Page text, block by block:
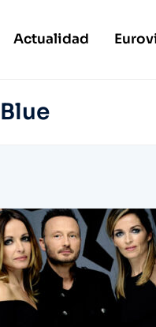
Actualidad